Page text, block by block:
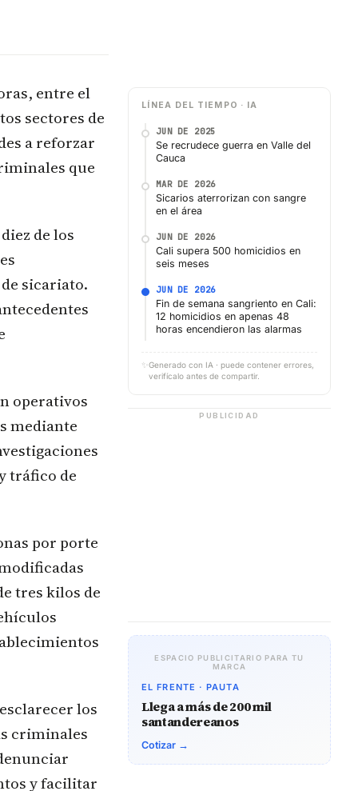
entre el
sectores de
a reforzar
que
de los
sicariato.
operativos
mediante
tráfico de
por porte
tres kilos de
los
criminales
y facilitar
LÍNEA DEL TIEMPO · IA
JUN DE 2025
Se recrudece guerra en Valle del
Cauca
MAR DE 2026
Sicarios aterrorizan con sangre
en el área
JUN DE 2026
Cali supera 500 homicidios en
seis meses
JUN DE 2026
Fin de semana sangriento en Cali:
12 homicidios en apenas 48
horas encendieron las alarmas
✨ Generado con IA · puede contener errores,
verifícalo antes de compartir.
PUBLICIDAD
ESPACIO PUBLICITARIO PARA TU
MARCA
EL FRENTE · PAUTA
Llega a más de 200 mil
santandereanos
Cotizar →